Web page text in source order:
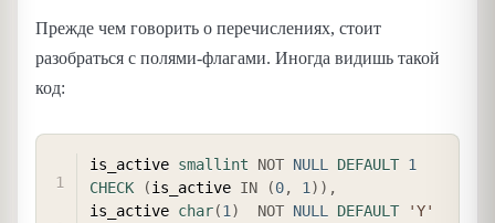
Прежде чем говорить о перечислениях, стоит
разобраться с полями-флагами. Иногда видишь такой
код:
is_active smallint NOT NULL DEFAULT 1
CHECK
(is_active IN (0, 1 ) ) ,
is_active char(1 ) NOT NULL DEFAULT
'Y'